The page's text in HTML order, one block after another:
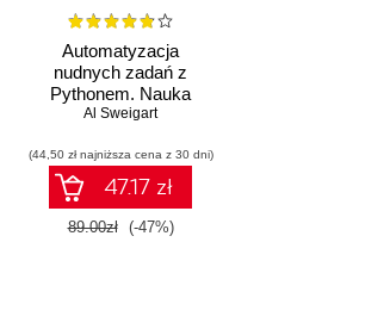
Automatyzacja
nudnych zadań z
Pythonem. Nauka
programowania
Al Sweigart
(44,50 zł najniższa cena z 30 dni)
47.17 zł
89.00zł (-47%)